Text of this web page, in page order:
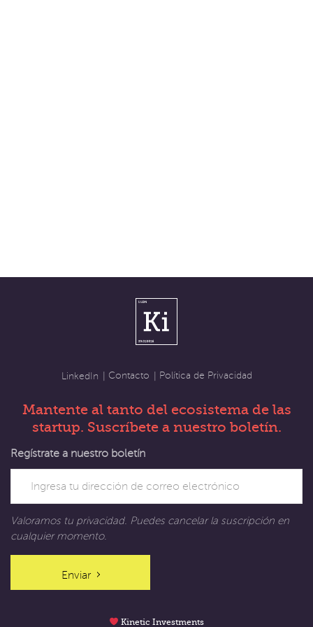
LinkedIn Contacto Política de Privacidad
Mantente al tanto del ecosistema de las
startup. Suscríbete a nuestro boletín.
Regístrate a nuestro boletín
Valoramos tu privacidad. Puedes cancelar la suscripción en
cualquier momento.
Enviar
Kinetic Investments